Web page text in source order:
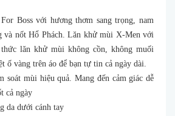
Boss với hương thơm sang trọng, nam
nốt Hổ Phách. Lăn khử mùi X-Men với
thức lăn khử mùi không cồn, không muối
ố vàng trên áo để bạn tự tin cả ngày dài.
soát mùi hiệu quả. Mang đến cảm giác dễ
cả ngày
da dưới cánh tay